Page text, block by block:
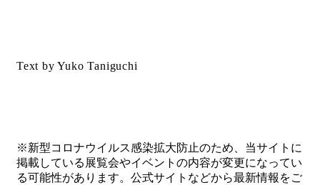
Text by Yuko Taniguchi
※新型コロナウイルス感染拡大防止のため、当サイトに
掲載している展覧会やイベントの内容が変更になってい
る可能性があります。公式サイトなどから最新情報をご